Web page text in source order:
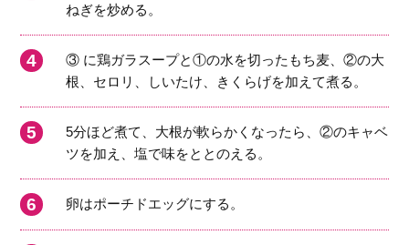
ねぎを炒める。
③ に鶏ガラスープと①の水を切ったもち麦、②の大
根、セロリ、しいたけ、きくらげを加えて煮る。
5分ほど煮て、大根が軟らかくなったら、②のキャベ
ツを加え、塩で味をととのえる。
卵はポーチドエッグにする。